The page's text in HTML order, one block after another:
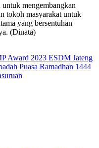
mengembangkan
tokoh masyarakat untuk
yang bersentuhan
(Dinata)
Award 2023 ESDM Jateng
Puasa Ramadhan 1444